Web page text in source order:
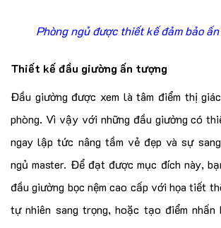
Phòng ngủ được thiết kế đảm bảo
Thiết kế đầu giường ấn tượng
Đầu giường được xem là tâm điểm thị
phòng. Vì vậy với những đầu giường có
ngay lập tức nâng tầm vẻ đẹp và sự
ngủ master. Để đạt được mục đích này,
đầu giường bọc nệm cao cấp với họa tiết
tự nhiên sang trọng, hoặc tạo điểm nhấn